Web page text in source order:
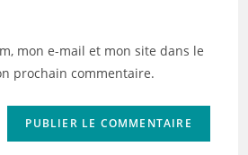
mon e-mail et mon site dans le
prochain commentaire.